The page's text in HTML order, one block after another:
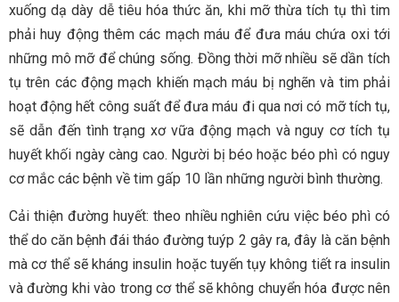
xuống dạ dày dễ tiêu hóa thức ăn, khi mỡ thừa tích tụ thì tim
phải huy động thêm các mạch máu để đưa máu chứa oxi tới
những mô mỡ để chúng sống. Đồng thời mỡ nhiều sẽ dần tích
tụ trên các động mạch khiến mạch máu bị nghẽn và tim phải
hoạt động hết công suất để đưa máu đi qua nơi có mỡ tích tụ,
sẽ dẫn đến tình trạng xơ vữa động mạch và nguy cơ tích tụ
huyết khối ngày càng cao. Người bị béo hoặc béo phì có nguy
cơ mắc các bệnh về tim gấp 10 lần những người bình thường.
Cải thiện đường huyết: theo nhiều nghiên cứu việc béo phì có
thể do căn bệnh đái tháo đường tuýp 2 gây ra, đây là căn bệnh
mà cơ thể sẽ kháng insulin hoặc tuyến tụy không tiết ra insulin
và đường khi vào trong cơ thể sẽ không chuyển hóa được nên